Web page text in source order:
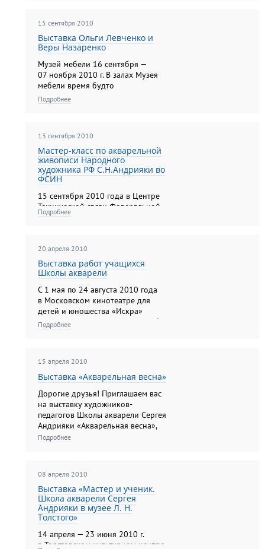
Кравченко, посвященн...
15 сентября 2010
Выставка Ольги Левченко и
Веры Назаренко
Музей мебели 16 сентября —
07 ноября 2010 г. В залах Музея
мебели время будто
остановилось. Старинные
деревянные часы на стене
ждёт пишущая машинка. В&nbs...
Подробнее
13 сентября 2010
Мастер-класс по акварельной
живописи Народного
художника РФ С.Н.Андрияки во
ФСИН
15 сентября 2010 года в Центре
Технической связи Федеральной
Службы Исполнения Наказаний
знаменитой Школы акварели
Сергей Николаевич Андрияка
вновь преподал мастер-класс
акваре...
Подробнее
20 апреля 2010
Выставка работ учащихся
Школы акварели
С 1 мая по 24 августа 2010 года
в Московском кинотеатре для
детей и юношества «Искра»
прошла очередная выставка работ
учащихся Школы акварели Сергея
Подробнее
15 апреля 2010
Выставка «Акварельная весна»
Дорогие друзья! Приглашаем вас
на выставку художников-
педагогов Школы акварели Сергея
Андрияки «Акварельная весна»,
которая пройдет с 5
Подробнее
08 апреля 2010
Выставка «Мастер и ученик.
Школа акварели Сергея
Андрияки в музее Л. Н.
Толстого»
14 апреля — 23 июня 2010 г.
в Толстовском культурном центре